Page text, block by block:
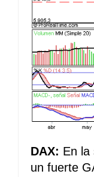
DAX: En la
un fuerte